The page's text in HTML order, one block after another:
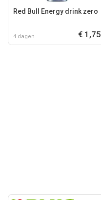
Red Bull Energy drink zero
4 dagen € 1,75